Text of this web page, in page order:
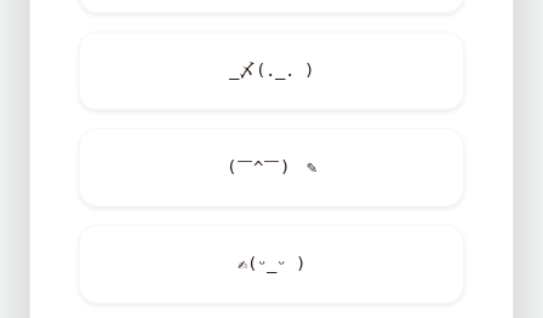
_〆(._. )
(￣^￣)ゞ✎
✍(ᵕ_ᵕ )